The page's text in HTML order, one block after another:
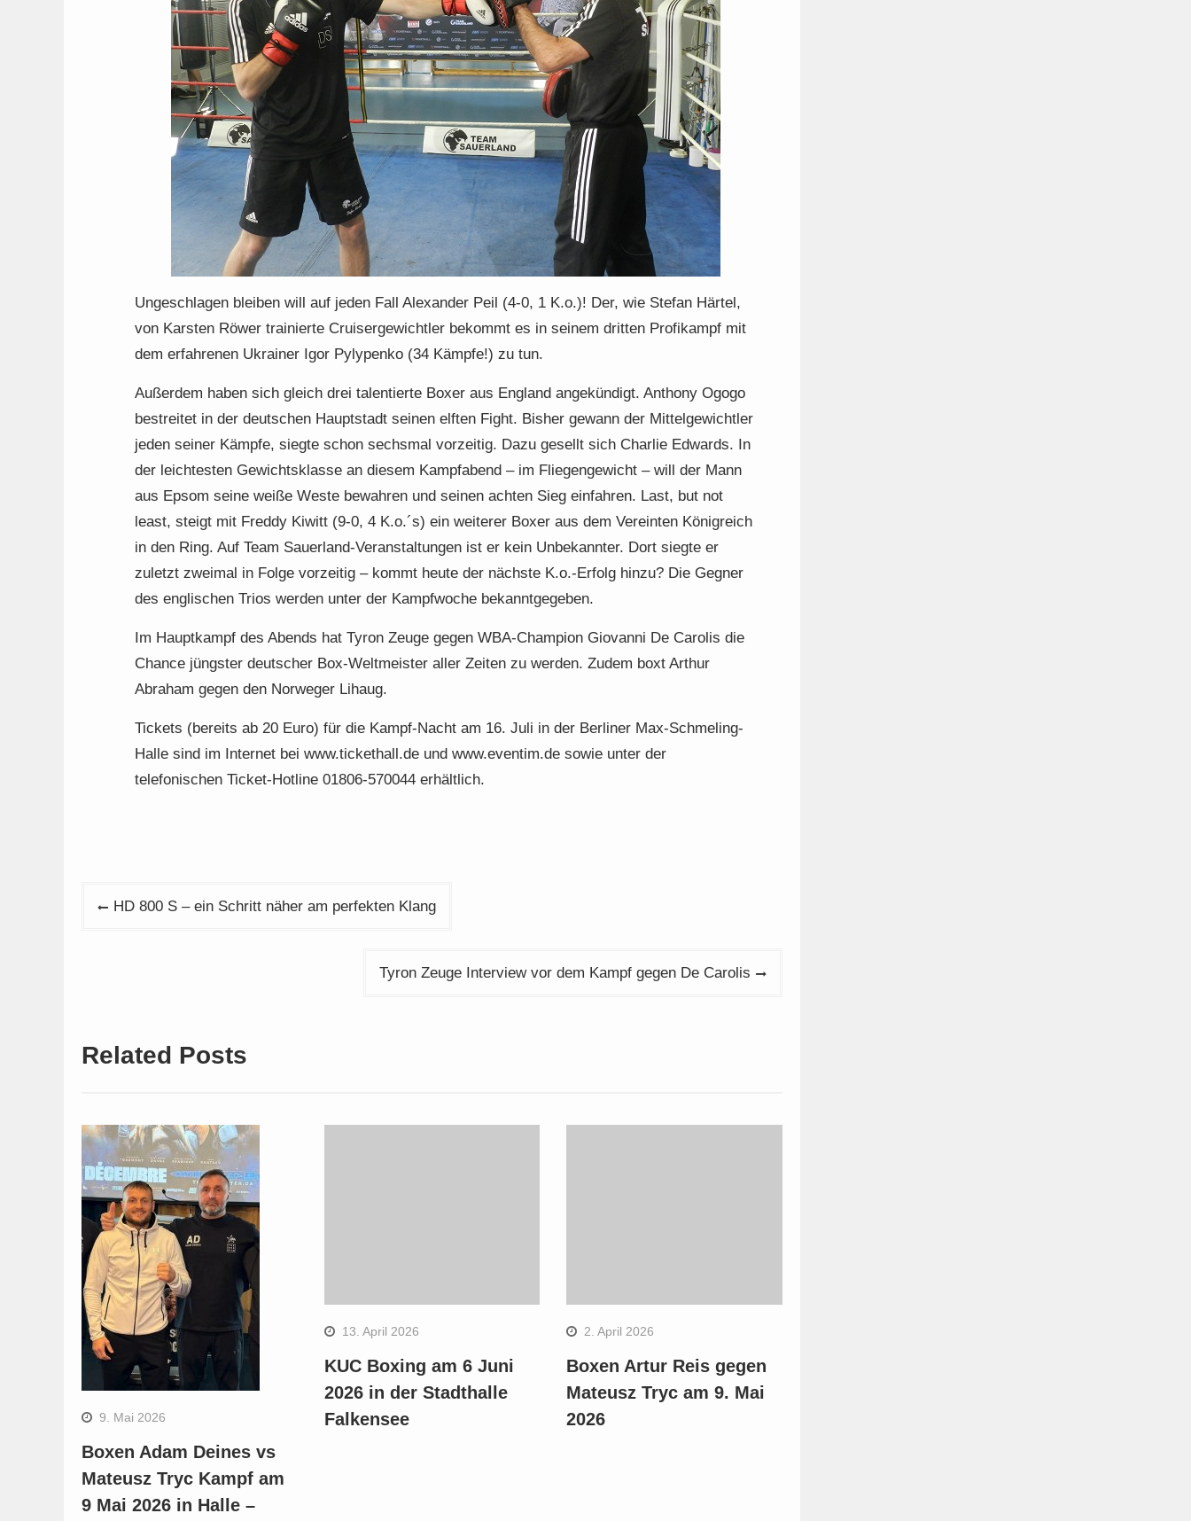
Ungeschlagen bleiben will auf jeden Fall Alexander Peil (4-0, 1 K.o.)! Der, wie Stefan Härtel,
von Karsten Röwer trainierte Cruisergewichtler bekommt es in seinem dritten Profikampf mit
dem erfahrenen Ukrainer Igor Pylypenko (34 Kämpfe!) zu tun.
Außerdem haben sich gleich drei talentierte Boxer aus England angekündigt. Anthony Ogogo
bestreitet in der deutschen Hauptstadt seinen elften Fight. Bisher gewann der Mittelgewichtler
jeden seiner Kämpfe, siegte schon sechsmal vorzeitig. Dazu gesellt sich Charlie Edwards. In
der leichtesten Gewichtsklasse an diesem Kampfabend – im Fliegengewicht – will der Mann
aus Epsom seine weiße Weste bewahren und seinen achten Sieg einfahren. Last, but not
least, steigt mit Freddy Kiwitt (9-0, 4 K.o.´s) ein weiterer Boxer aus dem Vereinten Königreich
in den Ring. Auf Team Sauerland-Veranstaltungen ist er kein Unbekannter. Dort siegte er
zuletzt zweimal in Folge vorzeitig – kommt heute der nächste K.o.-Erfolg hinzu? Die Gegner
des englischen Trios werden unter der Kampfwoche bekanntgegeben.
Im Hauptkampf des Abends hat Tyron Zeuge gegen WBA-Champion Giovanni De Carolis die
Chance jüngster deutscher Box-Weltmeister aller Zeiten zu werden. Zudem boxt Arthur
Abraham gegen den Norweger Lihaug.
Tickets (bereits ab 20 Euro) für die Kampf-Nacht am 16. Juli in der Berliner Max-Schmeling-
Halle sind im Internet bei www.tickethall.de und www.eventim.de sowie unter der
telefonischen Ticket-Hotline 01806-570044 erhältlich.
Beitragsnavigation
HD 800 S – ein Schritt näher am perfekten Klang
Tyron Zeuge Interview vor dem Kampf gegen De Carolis
Related Posts
9. Mai 2026
Boxen Adam Deines vs
Mateusz Tryc Kampf am
9 Mai 2026 in Halle –
13. April 2026
KUC Boxing am 6 Juni
2026 in der Stadthalle
Falkensee
2. April 2026
Boxen Artur Reis gegen
Mateusz Tryc am 9. Mai
2026